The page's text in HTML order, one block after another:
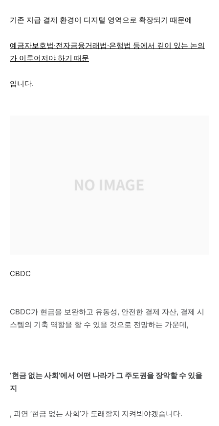
기존 지급 결제 환경이 디지털 영역으로 확장되기 때문에
예금자보호법·전자금융거래법·은행법 등에서 깊이 있는 논의
가 이루어져야 하기 때문
입니다.
CBDC
CBDC가 현금을 보완하고 유동성, 안전한 결제 자산, 결제 시
스템의 기축 역할을 할 수 있을 것으로 전망하는 가운데,
‘현금 없는 사회’에서 어떤 나라가 그 주도권을 장악할 수 있을
지
, 과연 ‘현금 없는 사회’가 도래할지 지켜봐야겠습니다.